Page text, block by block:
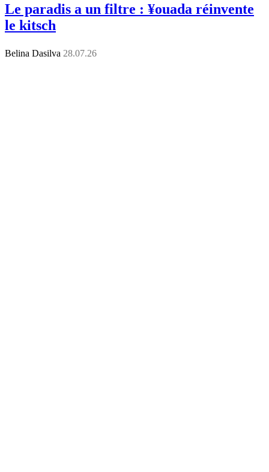
Le paradis a un filtre : ¥ouada réinvente
le kitsch
Belina Dasilva 28.07.26